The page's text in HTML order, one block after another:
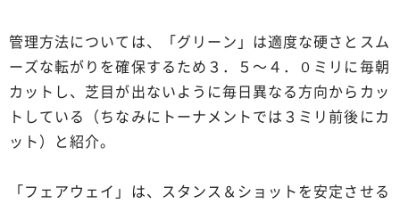
管理方法については、「グリーン」は適度な硬さとスム
ーズな転がりを確保するため３．５～４．０ミリに毎朝
カットし、芝目が出ないように毎日異なる方向からカッ
トしている（ちなみにトーナメントでは３ミリ前後にカ
ット）と紹介。
「フェアウェイ」は、スタンス＆ショットを安定させる